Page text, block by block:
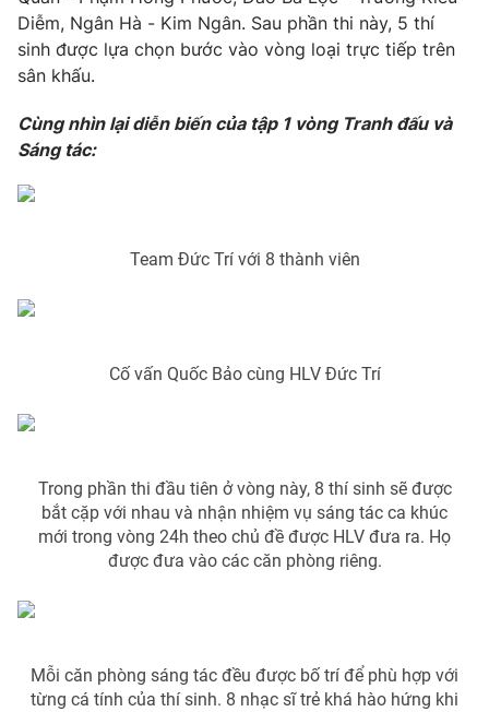
Tư vấn
Chuyên mục khác
Emagazine Podcast
Photo
VTV Money
VTV Sức khoẻ Bất động sản
Thị trường 24h
VTV4 Vươn mình bằng AI
VTV8
Liên hệ tòa soạn
Diễm, Ngân Hà - Kim Ngân. Sau phần thi này, 5 thí
sinh được lựa chọn bước vào vòng loại trực tiếp trên
sân khấu.
Cùng nhìn lại diễn biến của tập 1 vòng Tranh đấu và
Sáng tác:
Team Đức Trí với 8 thành viên
Cố vấn Quốc Bảo cùng HLV Đức Trí
Trong phần thi đầu tiên ở vòng này, 8 thí sinh sẽ được
bắt cặp với nhau và nhận nhiệm vụ sáng tác ca khúc
mới trong vòng 24h theo chủ đề được HLV đưa ra. Họ
được đưa vào các căn phòng riêng.
Mỗi căn phòng sáng tác đều được bố trí để phù hợp với
từng cá tính của thí sinh. 8 nhạc sĩ trẻ khá hào hứng khi